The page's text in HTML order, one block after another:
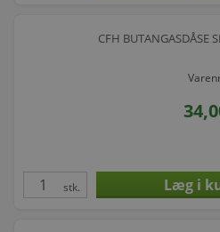
CFH BUTANGASDÅSE
stk.